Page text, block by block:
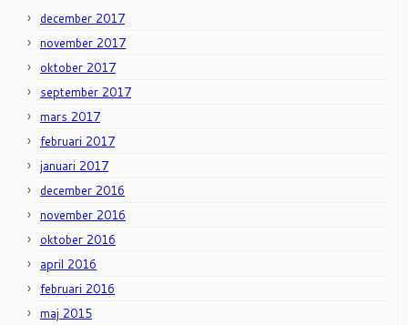
december 2017
november 2017
oktober 2017
september 2017
mars 2017
februari 2017
januari 2017
december 2016
november 2016
oktober 2016
april 2016
februari 2016
maj 2015